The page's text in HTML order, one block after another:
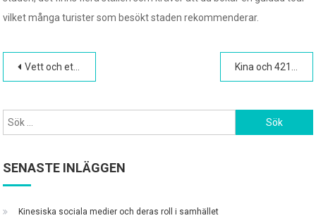
vilket många turister som besökt staden rekommenderar.
Inläggsnavigering
Vett och etikett i Kina
efter:
SENASTE INLÄGGEN
Kinesiska sociala medier och deras roll i samhället